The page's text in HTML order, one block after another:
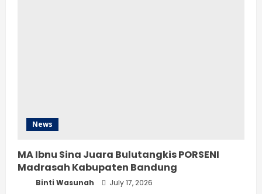
News
MA Ibnu Sina Juara Bulutangkis PORSENI
Madrasah Kabupaten Bandung
Binti Wasunah July 17, 2026